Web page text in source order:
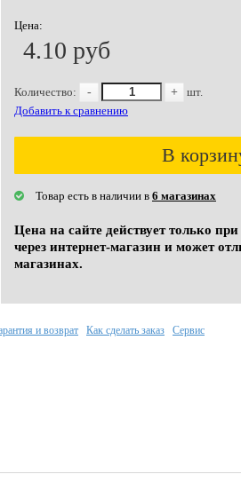
Цена:
4.10 руб
Количество: - +
шт.
Добавить к сравнению
В
Товар есть в наличии в 6 магазинах
Цена на сайте действует только
через интернет-магазин и может
магазинах.
и возврат Как сделать заказ Сервис